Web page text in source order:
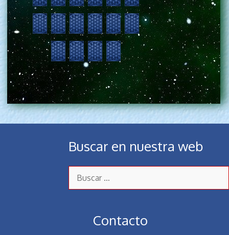
Buscar en nuestra web
Contacto